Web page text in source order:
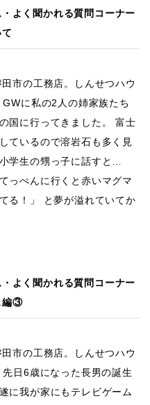
よく聞かれる質問コーナー
市の工務店。しんせつハウ
に私の2人の姉家族たち
国に行ってきました。 富士
ているので溶岩石も多く見
学生の甥っ子に話すと…
っぺんに行くと赤いマグマ
る！」 と夢が溢れていてか
よく聞かれる質問コーナー
編③
市の工務店。しんせつハウ
日6歳になった長男の誕生
に我が家にもテレビゲーム